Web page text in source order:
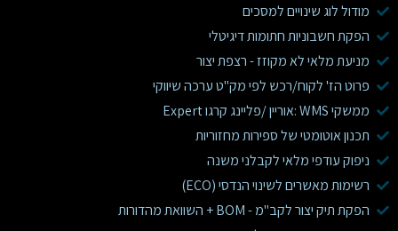
מודול לוג שינויים למסכים
הפקת חשבוניות חתומות דיגיטלי
מניעת מלאי לא מקוזז - רצפת יצור
פרוט הז' לקוח/רכש לפי מק"ט ערכה שיווקי
ממשקי WMS :אוריין /פליינג קרגו Expert
תכנון אוטומטי של ספירות מחזוריות
ניפוק עודפי מלאי לקבלני משנה
רשימות מאשרים לשינוי הנדסי (ECO)
הפקת תיק יצור לקב"מ - BOM + השוואת מהדורות